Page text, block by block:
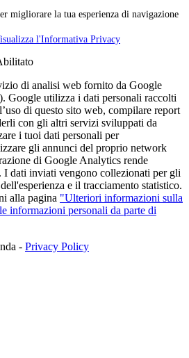
migliorare la tua esperienza di navigazione
l'Informativa Privacy
di analisi web fornito da Google
Google utilizza i dati personali raccolti
di questo sito web, compilare report
con gli altri servizi sviluppati da
i tuoi dati personali per
gli annunci del proprio network
di Google Analytics rende
dati inviati vengono collezionati per gli
e il tracciamento statistico.
alla pagina "Ulteriori informazioni sulla
informazioni personali da parte di
- Privacy Policy